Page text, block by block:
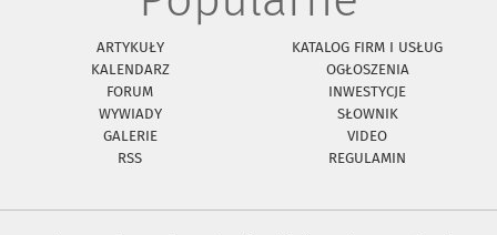
ARTYKUŁY
KATALOG FIRM I USŁUG
KALENDARZ
OGŁOSZENIA
FORUM
INWESTYCJE
WYWIADY
SŁOWNIK
GALERIE
VIDEO
RSS
REGULAMIN